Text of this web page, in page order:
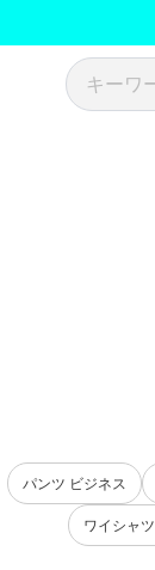
パンツ ビジネス
ワイシャ